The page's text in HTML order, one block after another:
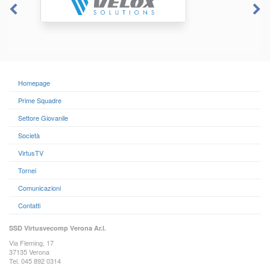
Homepage
Prime Squadre
Settore Giovanile
Società
VirtusTV
Tornei
Comunicazioni
Contatti
SSD Virtusvecomp Verona Ar.l.
Via Fleming, 17
37135 Verona
Tel. 045 892 0314